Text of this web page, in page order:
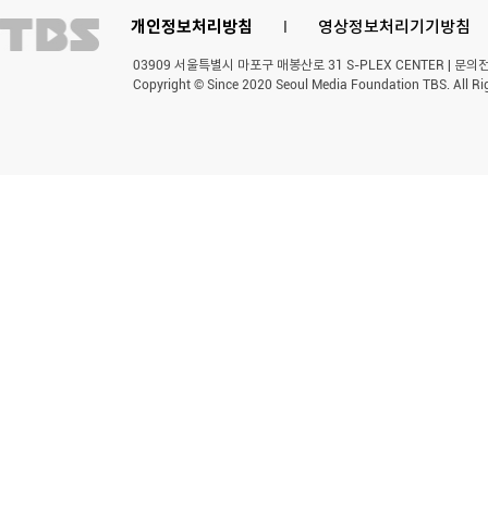
개인정보처리방침 l 영상정보처리기기방침
03909 서울특별시 마포구 매봉산로 31 S-PLEX CENTER | 문
Copyright © Since 2020 Seoul Media Foundation TBS. All